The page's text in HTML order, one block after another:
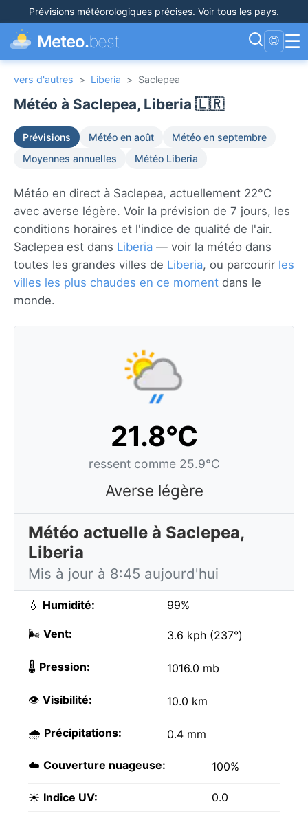
Prévisions météorologiques précises. Voir tous les pays.
Meteo.best 🌐 ☰
vers d'autres > Liberia > Saclepea
Météo à Saclepea, Liberia 🇱🇷
Prévisions Météo en août
Météo en septembre
Moyennes annuelles
Météo Liberia
Météo en direct à Saclepea, actuellement 22°C
avec averse légère. Voir la prévision de 7 jours, les
conditions horaires et l'indice de qualité de l'air.
Saclepea est dans Liberia — voir la météo dans
toutes les grandes villes de Liberia, ou parcourir les
villes les plus chaudes en ce moment dans le
monde.
21.8°C
ressent comme 25.9°C
Averse légère
Météo actuelle à Saclepea,
Liberia
Mis à jour à 8:45 aujourd'hui
💧 Humidité: 99%
🌬️ Vent: 3.6 kph (237°)
🌡️ Pression: 1016.0 mb
👁️ Visibilité: 10.0 km
🌧️ Précipitations: 0.4 mm
☁️ Couverture nuageuse: 100%
☀️ Indice UV: 0.0